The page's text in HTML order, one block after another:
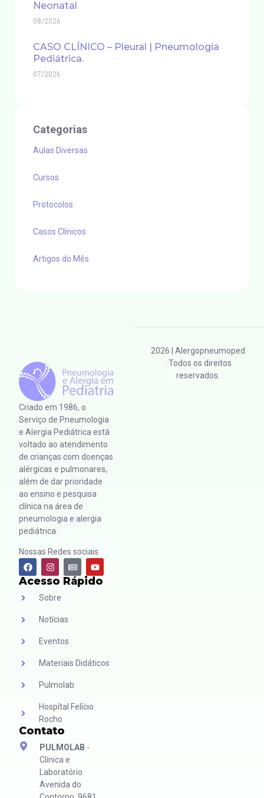
Neonatal
08/2026
CASO CLÍNICO – Pleural | Pneumologia
Pediátrica.
07/2026
Categorias
Aulas Diversas
Cursos
Protocolos
Casos Clínicos
Artigos do Mês
Criado em 1986, o
Serviço de Pneumologia
e Alergia Pediátrica está
voltado ao atendimento
de crianças com doenças
alérgicas e pulmonares,
além de dar prioridade
ao ensino e pesquisa
clínica na área de
pneumologia e alergia
pediátrica.
Nossas Redes sociais
Acesso Rápido
Sobre
Notícias
Eventos
Materiais Didáticos
Pulmolab
Hospítal Felício
Rocho
Contato
PULMOLAB -
Clínica e
Laboratório
Avenida do
2026 | Alergopneumoped
. Todos os direitos
reservados.